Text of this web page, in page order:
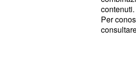
Secondo
giovane,
sua
terreno
contenuti.
Per